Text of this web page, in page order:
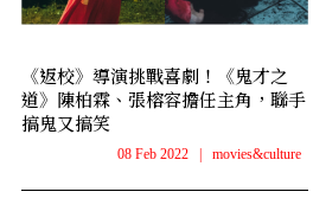
《返校》導演挑戰喜劇！《鬼才之
道》陳柏霖、張榕容擔任主角，聯手
搞鬼又搞笑
08 Feb 2022 movies&culture